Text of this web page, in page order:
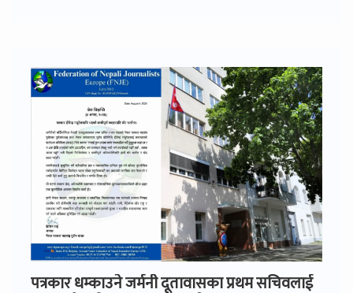
पत्रकार धम्काउने जर्मनी दूतावासका प्रथम सचिवलाई